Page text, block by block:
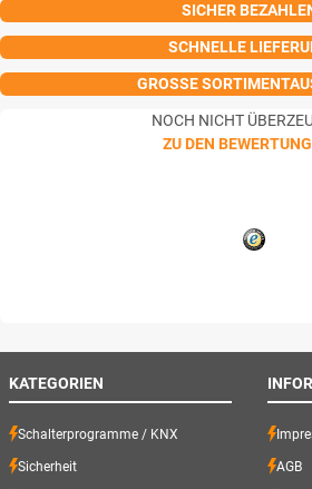
SICHER
SCHNELLE
GROSSE
NOCH NICHT
ZU DEN
KATEGORIEN
Schalterprogramme / KNX
Sicherheit AGB